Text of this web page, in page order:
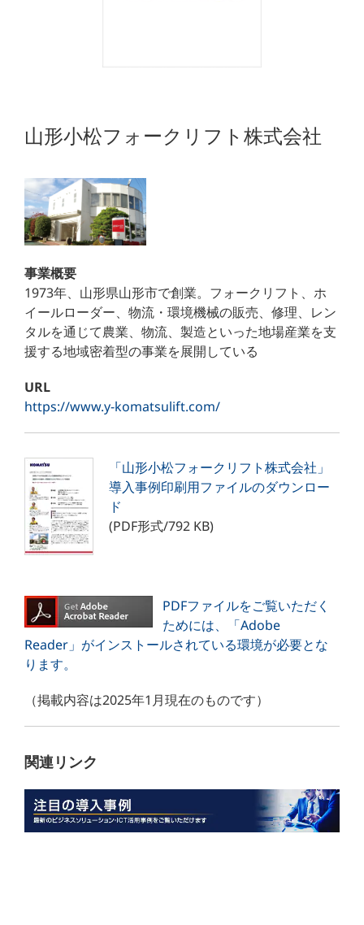
山形小松フォークリフト株式会社
事業概要
1973年、山形県山形市で創業。フォークリフト、ホ
イールローダー、物流・環境機械の販売、修理、レン
タルを通じて農業、物流、製造といった地場産業を支
援する地域密着型の事業を展開している
URL
https://www.y-komatsulift.com/
「山形小松フォークリフト株式会社」
導入事例印刷用ファイルのダウンロー
ド
(PDF形式/792 KB)
PDFファイルをご覧いただく
ためには、「Adobe
Reader」がインストールされている環境が必要とな
ります。
（掲載内容は2025年1月現在のものです）
関連リンク